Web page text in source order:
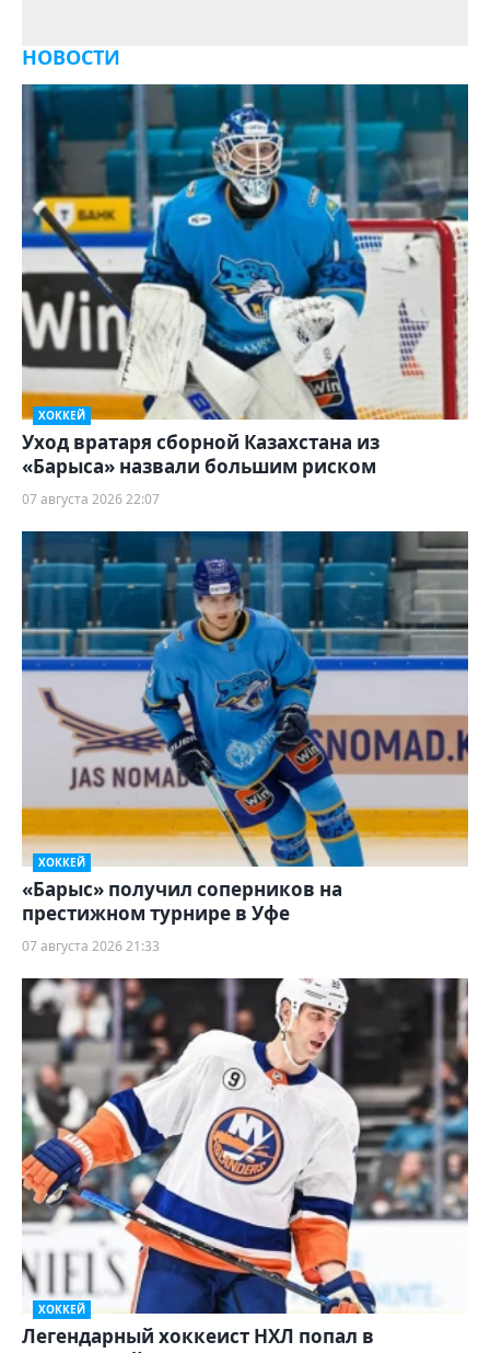
НОВОСТИ
ХОККЕЙ
Уход вратаря сборной Казахстана из
«Барыса» назвали большим риском
07 августа 2026 22:07
ХОККЕЙ
«Барыс» получил соперников на
престижном турнире в Уфе
07 августа 2026 21:33
ХОККЕЙ
Легендарный хоккеист НХЛ попал в